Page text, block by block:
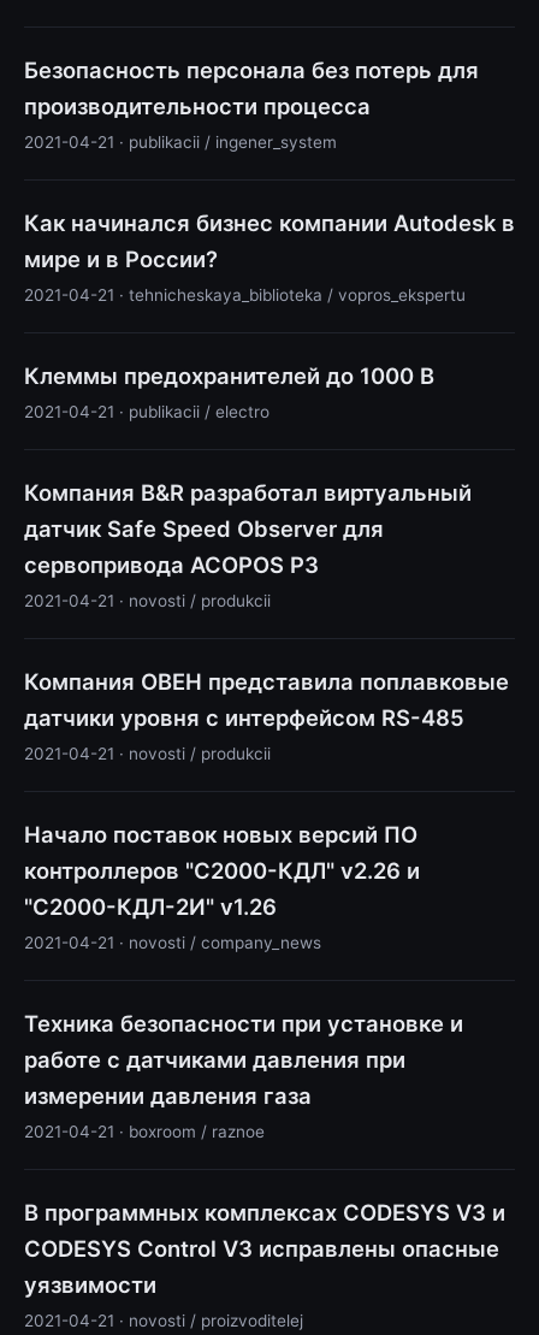
Безопасность персонала без потерь для
производительности процесса
2021-04-21 · publikacii / ingener_system
Как начинался бизнес компании Autodesk в
мире и в России?
2021-04-21 · tehnicheskaya_biblioteka / vopros_ekspertu
Клеммы предохранителей до 1000 В
2021-04-21 · publikacii / electro
Компания B&R разработал виртуальный
датчик Safe Speed Observer для
сервопривода ACOPOS P3
2021-04-21 · novosti / produkcii
Компания ОВЕН представила поплавковые
датчики уровня с интерфейсом RS-485
2021-04-21 · novosti / produkcii
Начало поставок новых версий ПО
контроллеров "С2000-КДЛ" v2.26 и
"С2000-КДЛ-2И" v1.26
2021-04-21 · novosti / company_news
Техника безопасности при установке и
работе с датчиками давления при
измерении давления газа
2021-04-21 · boxroom / raznoe
В программных комплексах CODESYS V3 и
CODESYS Control V3 исправлены опасные
уязвимости
2021-04-21 · novosti / proizvoditelej